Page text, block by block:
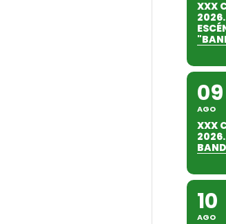
XXX
2026.
09
AGO
XXX
2026.
10
AGO